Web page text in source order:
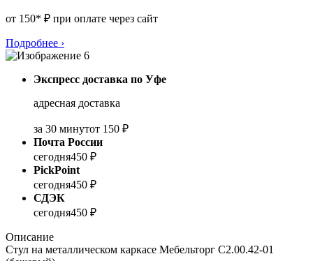
от 150* ₽ при оплате через сайт
Подробнее ›
Экспресс доставка по Уфе
адресная доставка
за 30 минутот 150 ₽
Почта России
сегодня450 ₽
PickPoint
сегодня450 ₽
СДЭК
сегодня450 ₽
Описание
Стул на металлическом каркасе Мебельторг С2.00.42-01